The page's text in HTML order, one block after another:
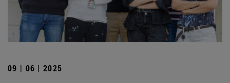
09 | 06 | 2025